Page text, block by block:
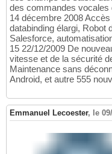
des commandes vocales
14 décembre 2008
databinding élargi, Robot
Salesforce,
15 22/12/2009 De
vitesse et de la sécurité
Maintenance sans
Android, et autre 555
Emmanuel Lecoester, le